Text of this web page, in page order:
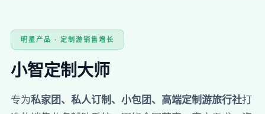
明星产品 · 定制游销售增长
小智定制大师
专为私家团、私人订制、小包团、高端定制游旅行社打